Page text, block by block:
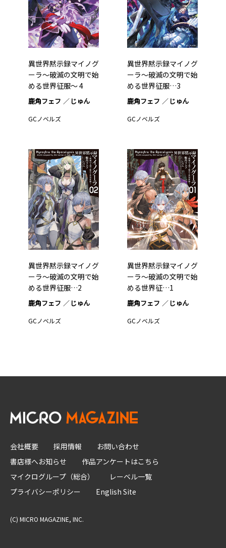
異世界黙示録マイノグ
ーラ～破滅の文明で始
める世界征服～ 4
鹿角フェフ じゅん
GCノベルズ
異世界黙示録マイノグ
ーラ～破滅の文明で始
める世界征服…3
鹿角フェフ じゅん
GCノベルズ
異世界黙示録マイノグ
ーラ～破滅の文明で始
める世界征服…2
鹿角フェフ じゅん
GCノベルズ
異世界黙示録マイノグ
ーラ～破滅の文明で始
める世界征…1
鹿角フェフ じゅん
GCノベルズ
会社概要 採用情報
お問い合わせ
書店様へお知らせ
作品アンケートはこちら
マイクログループ（総合）
レーベル一覧
プライバシーポリシー
English Site
(C) MICRO MAGAZINE, INC.